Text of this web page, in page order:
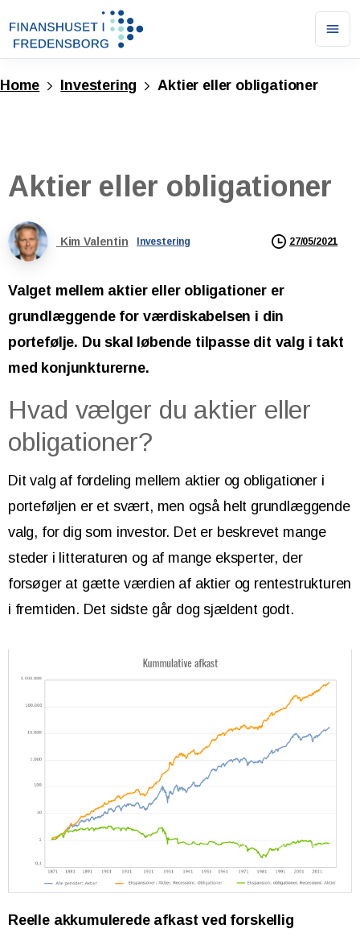
Home
Investering Aktier eller obligationer
Aktier eller obligationer
Kim Valentin Investering 27/05/2021
Valget mellem aktier eller obligationer er
grundlæggende for værdiskabelsen i din
portefølje. Du skal løbende tilpasse dit valg i takt
med konjunkturerne.
Hvad vælger du aktier eller
obligationer?
Dit valg af fordeling mellem aktier og obligationer i
porteføljen er et svært, men også helt grundlæggende
valg, for dig som investor. Det er beskrevet mange
steder i litteraturen og af mange eksperter, der
forsøger at gætte værdien af aktier og rentestrukturen
i fremtiden. Det sidste går dog sjældent godt.
Reelle akkumulerede afkast ved forskellig